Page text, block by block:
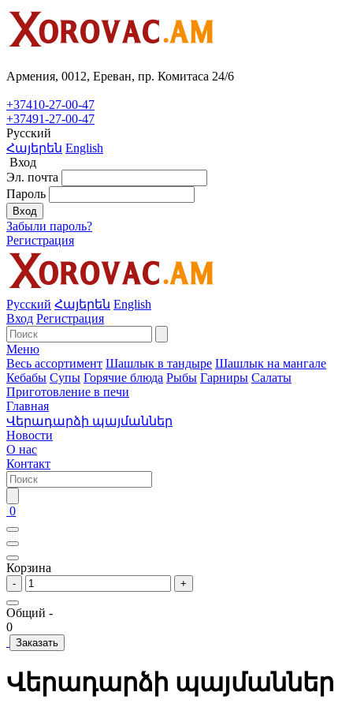
Армения, 0012, Ереван, пр. Комитаса 24/6
+37410-27-00-47
+37491-27-00-47
Русский
Հայերեն English
Вход
Эл. почта
Пароль
Вход
Забыли пароль?
Регистрация
Русский Հայերեն English
Вход Регистрация
Меню
Весь ассортимент Шашлык в тандыре Шашлык на мангале
Кебабы Супы Горячие блюда Рыбы Гарниры Салаты
Приготовление в печи
Главная
Վերադարձի պայմաններ
Новости
О нас
Контакт
0
Корзина
- +
Общий -
0
Заказать
Վերադարձի պայմաններ